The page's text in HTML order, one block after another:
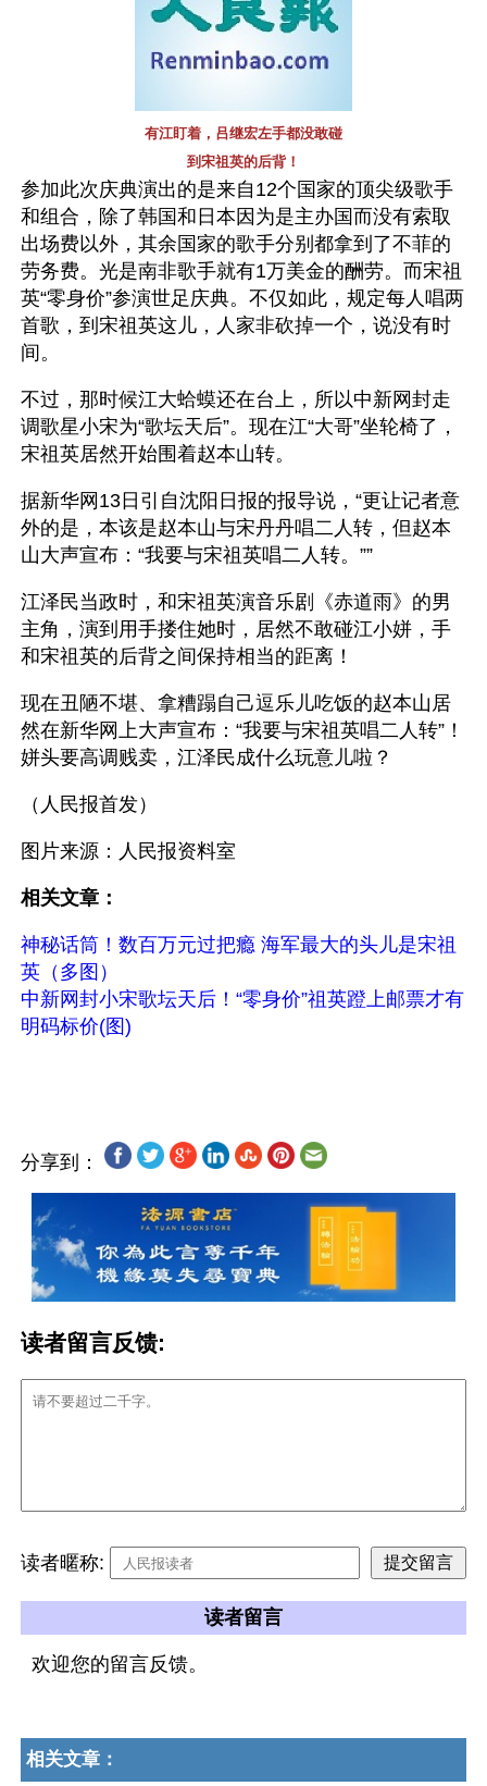
有江盯着，吕继宏左手都没敢碰
到宋祖英的后背！
参加此次庆典演出的是来自12个国家的顶尖级歌手
和组合，除了韩国和日本因为是主办国而没有索取
出场费以外，其余国家的歌手分别都拿到了不菲的
劳务费。光是南非歌手就有1万美金的酬劳。而宋祖
英“零身价”参演世足庆典。不仅如此，规定每人唱两
首歌，到宋祖英这儿，人家非砍掉一个，说没有时
间。
不过，那时候江大蛤蟆还在台上，所以中新网封走
调歌星小宋为“歌坛天后”。现在江“大哥”坐轮椅了，
宋祖英居然开始围着赵本山转。
据新华网13日引自沈阳日报的报导说，“更让记者意
外的是，本该是赵本山与宋丹丹唱二人转，但赵本
山大声宣布：“我要与宋祖英唱二人转。””
江泽民当政时，和宋祖英演音乐剧《赤道雨》的男
主角，演到用手搂住她时，居然不敢碰江小姘，手
和宋祖英的后背之间保持相当的距离！
现在丑陋不堪、拿糟蹋自己逗乐儿吃饭的赵本山居
然在新华网上大声宣布：“我要与宋祖英唱二人转”！
姘头要高调贱卖，江泽民成什么玩意儿啦？
（人民报首发）
图片来源：人民报资料室
相关文章：
神秘话筒！数百万元过把瘾 海军最大的头儿是宋祖
英（多图）
中新网封小宋歌坛天后！“零身价”祖英蹬上邮票才有
明码标价(图)
分享到：
读者留言反馈:
读者暱称:
读者留言
欢迎您的留言反馈。
相关文章：